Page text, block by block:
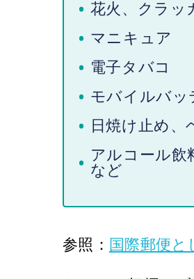
花火、クラッ
マニキュア
電子タバコ
モバイルバッ
日焼け止め、
アルコール飲
など
参照： 国際郵便